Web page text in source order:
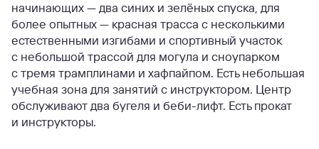
начинающих — два синих и зелёных спуска, для
более опытных — красная трасса с несколькими
естественными изгибами и спортивный участок
с небольшой трассой для могула и сноупарком
с тремя трамплинами и хафпайпом. Есть небольшая
учебная зона для занятий с инструктором. Центр
обслуживают два бугеля и беби-лифт. Есть прокат
и инструкторы.